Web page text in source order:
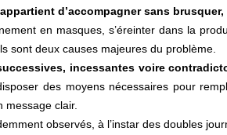
d’accompagner sans
en masques, s’éreinter dans la
sont deux causes majeures du problème.
incessantes voire
des moyens nécessaires pour
message clair.
observés, à l’instar des doubles